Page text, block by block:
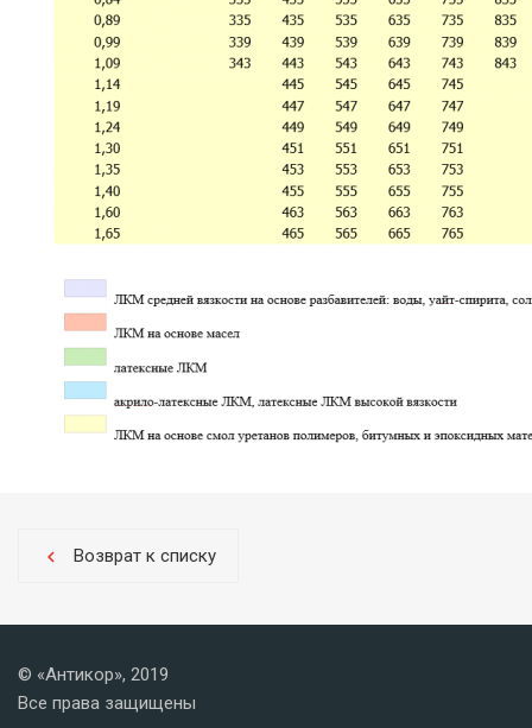
chevron_left Возврат к списку
© «Антикор», 2019
Все права защищены